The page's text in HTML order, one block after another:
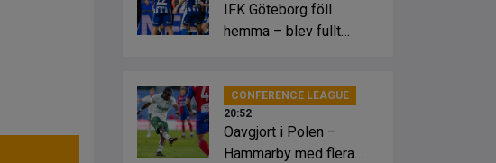
IFK Göteborg föll
hemma – blev fullt
CONFERENCE LEAGUE
20:52
Oavgjort i Polen –
Hammarby med flera